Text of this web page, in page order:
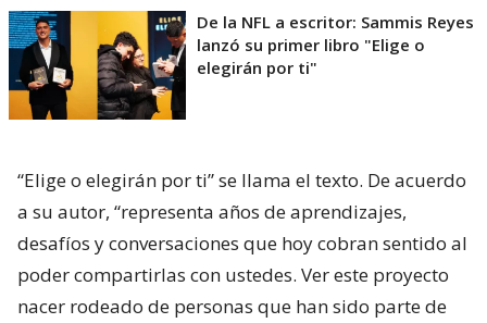
De la NFL a escritor: Sammis Reyes
lanzó su primer libro "Elige o
elegirán por ti"
“Elige o elegirán por ti” se llama el texto. De acuerdo
a su autor, “representa años de aprendizajes,
desafíos y conversaciones que hoy cobran sentido al
poder compartirlas con ustedes. Ver este proyecto
nacer rodeado de personas que han sido parte de